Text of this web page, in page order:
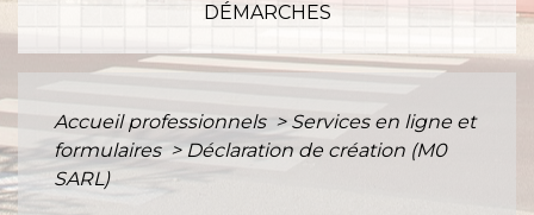
DÉMARCHES
Accueil professionnels > Services en ligne et
formulaires > Déclaration de création (M0
SARL)